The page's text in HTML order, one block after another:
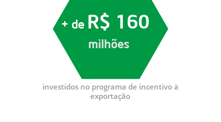
+ de R$ 160
milhões
investidos no programa de incentivo à
exportação